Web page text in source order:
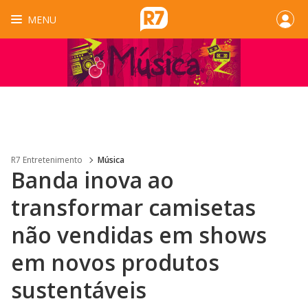
MENU
R7 Entretenimento Música
Banda inova ao
transformar camisetas
não vendidas em shows
em novos produtos
sustentáveis